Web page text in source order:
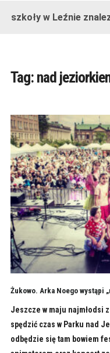
szkoły w Leźnie
Tag: nad
Żukowo. Arka Noego wystąpi
Jeszcze w maju najmłodsi
spędzić czas w Parku nad
odbędzie się tam bowiem